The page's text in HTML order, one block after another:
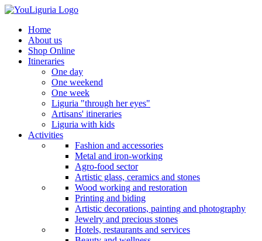
Home
About us
Shop Online
Itineraries
One day
One weekend
One week
Liguria "through her eyes"
Artisans' itineraries
Liguria with kids
Activities
Fashion and accessories
Metal and iron-working
Agro-food sector
Artistic glass, ceramics and stones
Wood working and restoration
Printing and biding
Artistic decorations, painting and photography
Jewelry and precious stones
Hotels, restaurants and services